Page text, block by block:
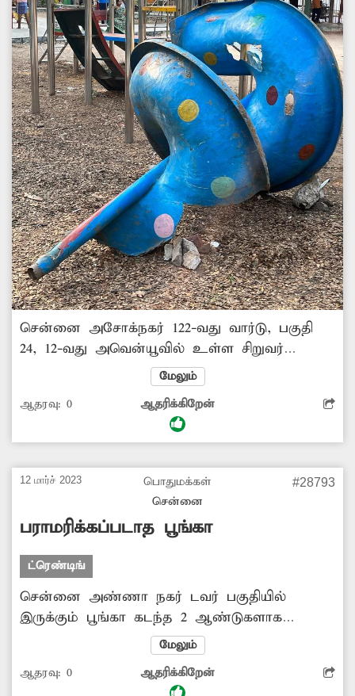
சென்னை அசோக்நகர் 122-வது வார்டு, பகுதி
24, 12-வது அவென்யூவில் உள்ள சிறுவர்
விளையாட்டுத் திடலுடன் கூடிய பூங்கா
பராமரிப்பின்றி அவல நிலையில் உள்ளது.
சிறுவர், சிறுமியர், பெண்கள் மற்றும்
நடைபயிற்சி மேற்கொள்வோர் என தினமும்
பூங்காவில் விளையாட்டு மற்றும்
உடற்பயிற்சிக்கான உபகரணங்கள் உடைந்து
காணப்படுவதுடன் அன்றாடம் தூய்மை பணியும்
நடைபெறாமல் குப்பைக் கூளங்கள் நிறைந்து
நோய் தொற்றால் மக்கள் பாதிக்கப்படும் சுழல்
நிலவுகிறது. பெருநகர மாநகராட்சி அதிகாரிகள்
உடனடியாக உரிய...
மேலும்
ஆதரவு: 0 ஆதரிக்கிறேன்
12 மார்ச் 2023
பொதுமக்கள்
சென்னை
#28793
பராமரிக்கப்படாத பூங்கா
ட்ரெண்டிங்
சென்னை அண்ணா நகர் டவர் பகுதியில்
இருக்கும் பூங்கா கடந்த 2 ஆண்டுகளாக
பராமரிப்பு இல்லாமல் உடற்பயிற்சி பொருட்கள்
குழந்தைகள் விளையாடும் பொருட்கள்
அனைத்தும் உடைந்த நிலையில் உள்ளது.
மேலும்
ஆதரவு: 0 ஆதரிக்கிறேன்